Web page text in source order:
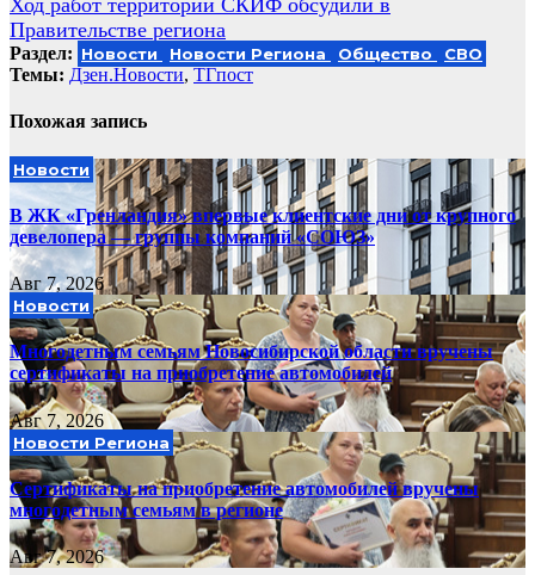
Ход работ территории СКИФ обсудили в
Правительстве региона
Раздел: Новости Новости Региона Общество СВО
Темы: Дзен.Новости, ТГпост
Похожая запись
Новости
В ЖК «Гренландия» впервые клиентские дни от крупного
девелопера — группы компаний «СОЮЗ»
Авг 7, 2026
Новости
Многодетным семьям Новосибирской области вручены
сертификаты на приобретение автомобилей
Авг 7, 2026
Новости Региона
Сертификаты на приобретение автомобилей вручены
многодетным семьям в регионе
Авг 7, 2026